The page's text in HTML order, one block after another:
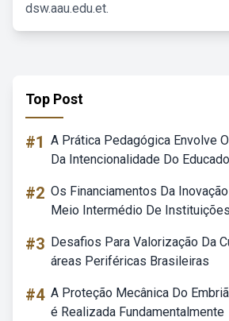
dsw.aau.edu.et.
Top Post
#1 A Prática Pedagógica Envolve
Da Intencionalidade Do
#2 Os Financiamentos Da
Meio Intermédio De Instituições
#3 Desafios Para Valorização Da
áreas Periféricas Brasileiras
#4 A Proteção Mecânica Do
é Realizada Fundamentalmente